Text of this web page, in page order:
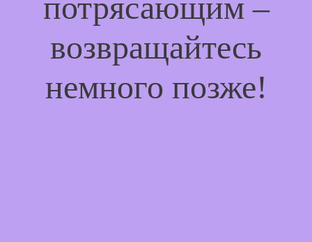
возвращайтесь
немного позже!